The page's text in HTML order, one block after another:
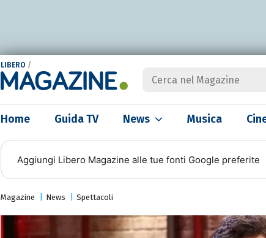
LIBERO /
Home Guida TV News Musica
Aggiungi Libero Magazine alle tue fonti Google preferite
Magazine News Spettacoli